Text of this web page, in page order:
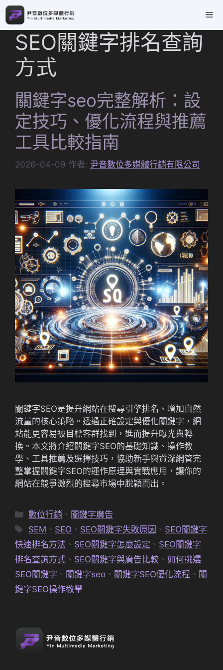
跳
主
SEO關鍵字排名查詢
方式
關鍵字seo完整解析：設
定技巧、優化流程與推薦
工具比較指南
2026-04-09 作者: 尹音數位多媒體行銷有限公司
關鍵字SEO是提升網站在搜尋引擎排名、增加自然
流量的核心策略。透過正確設定與優化關鍵字，網
站能更容易被目標客群找到，進而提升曝光與轉
換。本文將介紹關鍵字SEO的基礎知識、操作教
學、工具推薦及選擇技巧，協助新手與資深網管完
整掌握關鍵字SEO的運作原理與實戰應用，讓你的
網站在競爭激烈的搜尋市場中脫穎而出。
分
類
數位行銷 、 關鍵字廣告
標
籤
SEM 、 SEO 、 SEO關鍵字失敗原因 、 SEO關鍵字
快速排名方法 、 SEO關鍵字怎麼設定 、 SEO關鍵字
排名查詢方式 、 SEO關鍵字與廣告比較 、 如何挑選
SEO關鍵字 、 關鍵字seo 、 關鍵字SEO優化流程 、 關
鍵字SEO操作教學